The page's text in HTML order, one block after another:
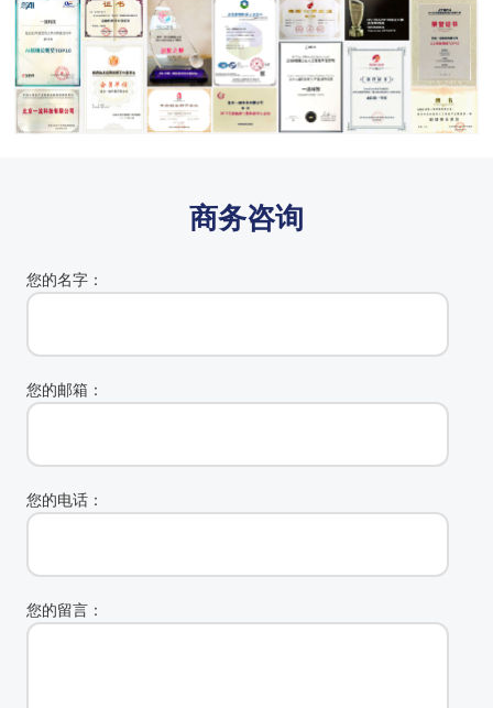
商务咨询
您的名字：
您的邮箱：
您的电话：
您的留言：